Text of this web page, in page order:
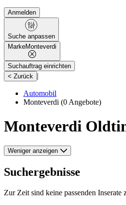
Anmelden
Suche anpassen
MarkeMonteverdi
Suchauftrag einrichten
< Zurück |
Automobil
Monteverdi (0 Angebote)
Monteverdi
Weniger anzeigen
Suchergebnisse
Zur Zeit sind keine passenden